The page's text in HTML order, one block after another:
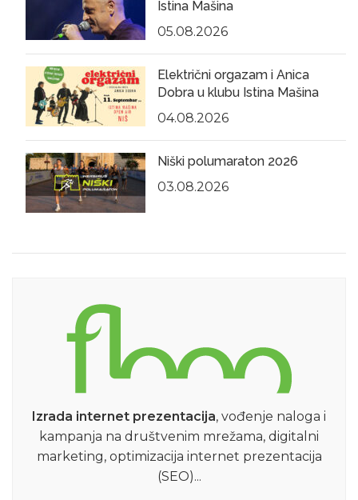
Istina Mašina
05.08.2026
Električni orgazam i Anica
Dobra u klubu Istina Mašina
04.08.2026
Niški polumaraton 2026
03.08.2026
Izrada internet prezentacija, vođenje naloga i
kampanja na društvenim mrežama, digitalni
marketing, optimizacija internet prezentacija
(SEO)...